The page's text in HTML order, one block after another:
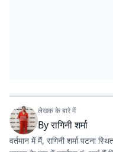
लेखक के बारे में
Byरागिनी शर्मा
वर्तमान में मैं, रागिनी शर्मा पटना